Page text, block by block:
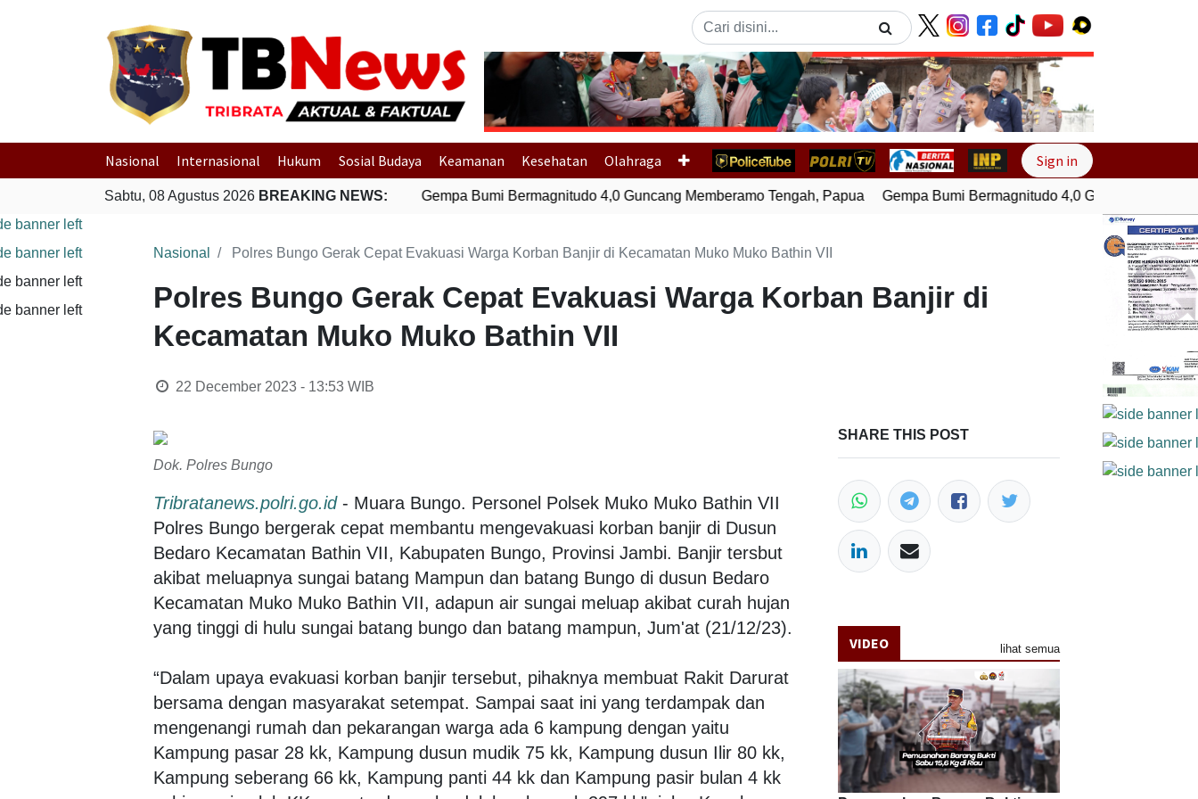
Previous Next
Nasional Internasional Hukum Sosial Budaya Keamanan Kesehatan Olahraga Sign in
Sabtu, 08 Agustus 2026 BREAKING NEWS: Gempa Bumi Bermagnitudo 4,0 Guncang Memberamo Tengah, Papua Gempa Bumi Bermagnitudo 4,0 Guncang
Nasional Polres Bungo Gerak Cepat Evakuasi Warga Korban Banjir di Kecamatan Muko Muko Bathin VII
Polres Bungo Gerak Cepat Evakuasi Warga Korban Banjir di
Kecamatan Muko Muko Bathin VII
22 December 2023 - 13:53WIB
Dok. Polres Bungo
Tribratanews.polri.go.id- Muara Bungo. Personel Polsek Muko Muko Bathin VII
Polres Bungo bergerak cepat membantu mengevakuasi korban banjir di Dusun
Bedaro Kecamatan Bathin VII, Kabupaten Bungo, Provinsi Jambi. Banjir tersbut
akibat meluapnya sungai batang Mampun dan batang Bungo di dusun Bedaro
Kecamatan Muko Muko Bathin VII, adapun air sungai meluap akibat curah hujan
yang tinggi di hulu sungai batang bungo dan batang mampun, Jum'at (21/12/23).
“Dalam upaya evakuasi korban banjir tersebut, pihaknya membuat Rakit Darurat
bersama dengan masyarakat setempat. Sampai saat ini yang terdampak dan
mengenangi rumah dan pekarangan warga ada 6 kampung dengan yaitu
Kampung pasar 28 kk, Kampung dusun mudik 75 kk, Kampung dusun Ilir 80 kk,
Kampung seberang 66 kk, Kampung panti 44 kk dan Kampung pasir bulan 4 kk
SHARE THIS POST
VIDEO lihat semua